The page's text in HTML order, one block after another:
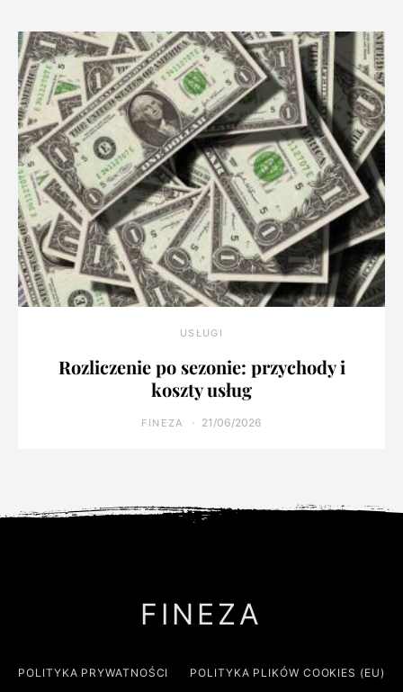
USŁUGI
Rozliczenie po sezonie: przychody i
koszty usług
FINEZA 21/06/2026
FINEZA
POLITYKA PRYWATNOŚCI POLITYKA PLIKÓW COOKIES (EU)